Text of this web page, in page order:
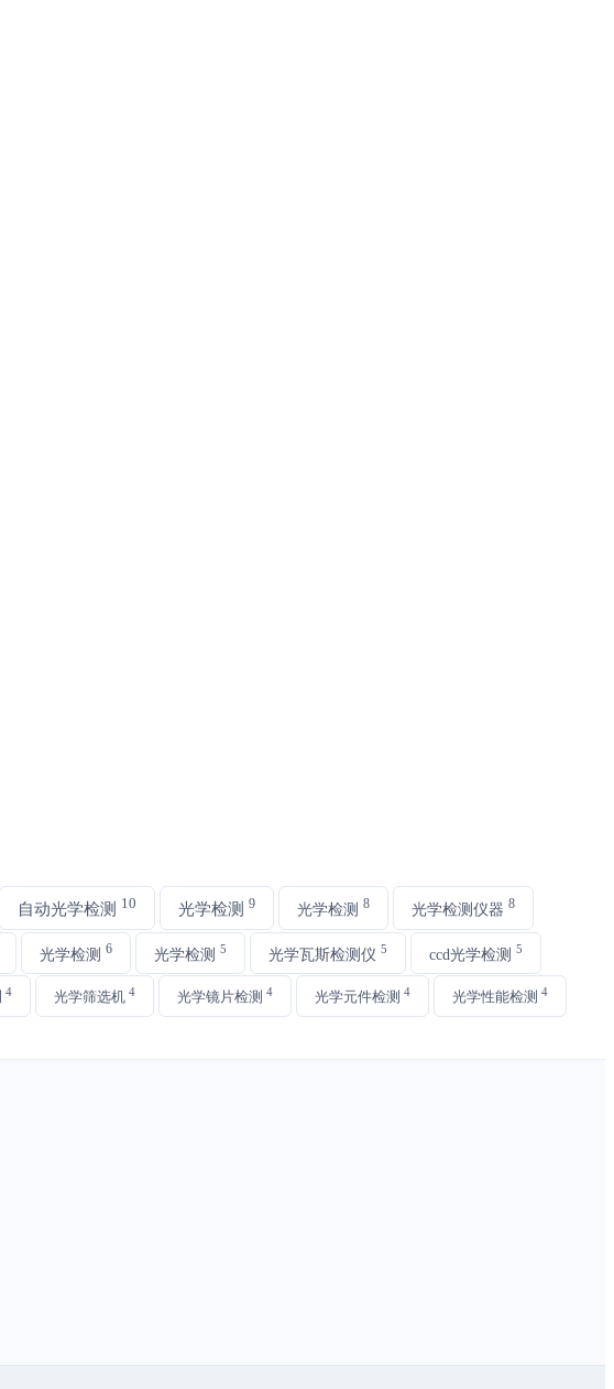
自动光学检测 10 光学检测 9 光学检测 8 光学检测仪器 8
光学检测 6 光学检测 5 光学瓦斯检测仪 5 ccd光学检测 5
4 光学筛选机 4 光学镜片检测 4 光学元件检测 4 光学性能检测 4